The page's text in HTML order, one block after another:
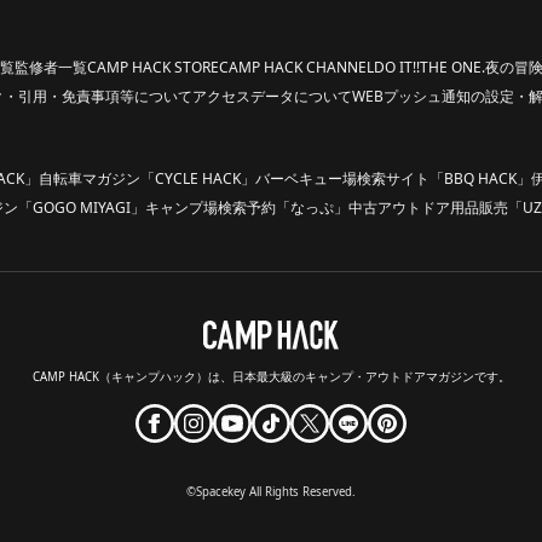
監修者一覧CAMP HACK STORECAMP HACK CHANNELDO IT!!THE ONE.夜の冒
引用・免責事項等についてアクセスデータについてWEBプッシュ通知の設定・
」 自転車マガジン「CYCLE HACK」 バーベキュー場検索サイト「BBQ HACK」
「GOGO MIYAGI」 キャンプ場検索予約「なっぷ」 中古アウトドア用品販売「
CAMP HACK（キャンプハック）は、 日本最大級のキャンプ・アウトドアマガジンです。
©Spacekey All Rights Reserved.